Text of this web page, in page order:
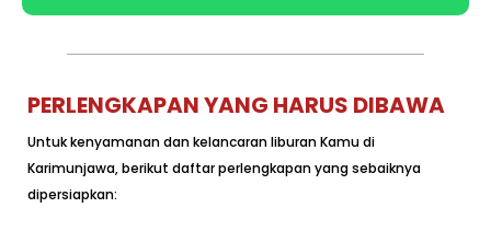
PERLENGKAPAN YANG HARUS DIBAWA
Untuk kenyamanan dan kelancaran liburan Kamu di
Karimunjawa, berikut daftar perlengkapan yang sebaiknya
dipersiapkan: